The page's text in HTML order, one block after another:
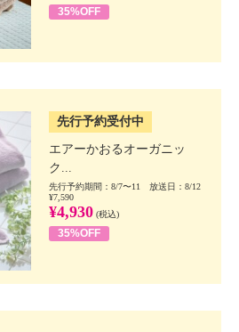
35%OFF
先行予約受付中
エアーかおるオーガニッ
ク...
先行予約期間：8/7〜11 放送日：8/12
¥7,590
¥4,930 (税込)
35%OFF